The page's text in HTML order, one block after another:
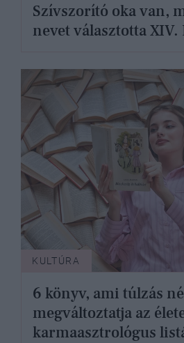
Szívszorító oka van,
nevet választotta XIV.
KULTÚRA
6 könyv, ami túlzás
megváltoztatja az
karmaasztrológus